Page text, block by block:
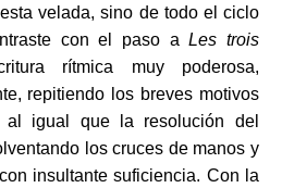
velada, sino de todo el ciclo
con el paso aLes trois
rítmica muy poderosa,
repitiendo los breves motivos
al igual que la resolución del
los cruces de manos y
insultante suficiencia. Con la